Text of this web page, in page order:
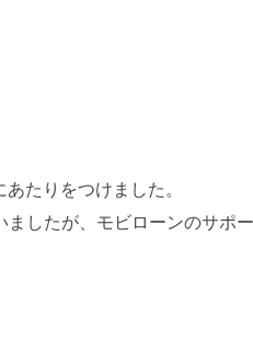
たりをつけました。
したが、モビローンのサ